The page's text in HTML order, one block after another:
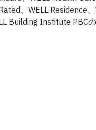
、WELL Residence
Building Institute PBC